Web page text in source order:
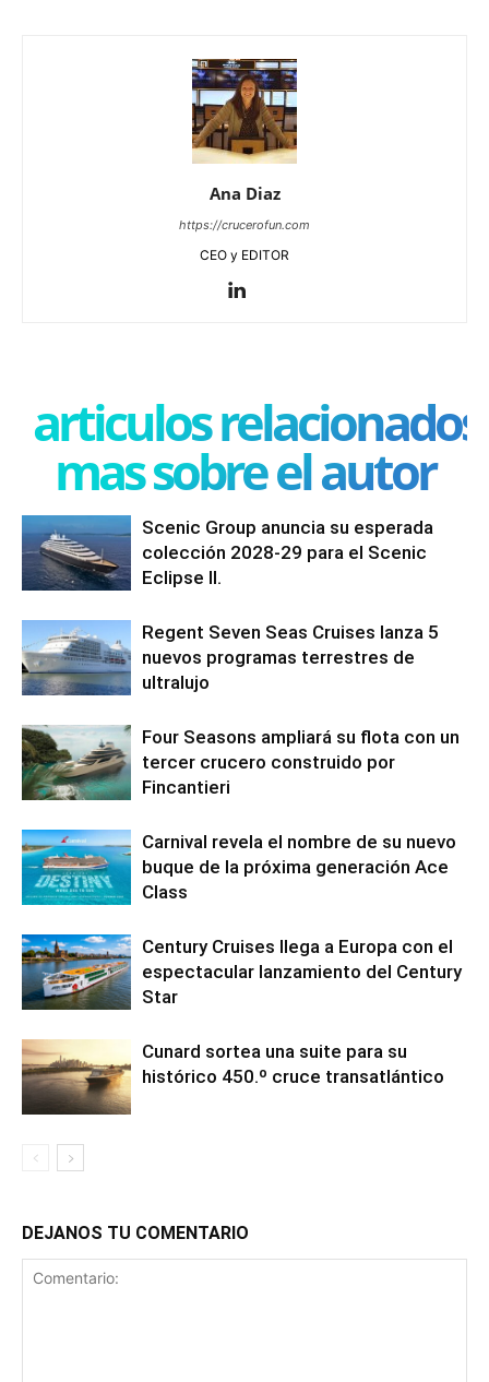
Ana Diaz
https://crucerofun.com
CEO y EDITOR
articulos relacionados
mas sobre el autor
Scenic Group anuncia su esperada
colección 2028-29 para el Scenic
Eclipse II.
Regent Seven Seas Cruises lanza 5
nuevos programas terrestres de
ultralujo
Four Seasons ampliará su flota con un
tercer crucero construido por
Fincantieri
Carnival revela el nombre de su nuevo
buque de la próxima generación Ace
Class
Century Cruises llega a Europa con el
espectacular lanzamiento del Century
Star
Cunard sortea una suite para su
histórico 450.º cruce transatlántico
DEJANOS TU COMENTARIO